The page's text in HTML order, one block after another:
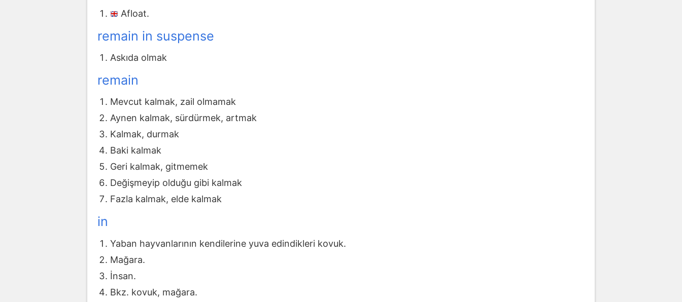
Afloat.
remain in suspense
Askıda olmak
remain
Mevcut kalmak, zail olmamak
Aynen kalmak, sürdürmek, artmak
Kalmak, durmak
Baki kalmak
Geri kalmak, gitmemek
Değişmeyip olduğu gibi kalmak
Fazla kalmak, elde kalmak
in
Yaban hayvanlarının kendilerine yuva edindikleri kovuk.
Mağara.
İnsan.
Bkz. kovuk, mağara.